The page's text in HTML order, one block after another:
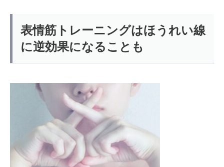
表情筋トレーニングはほうれい線
に逆効果になることも